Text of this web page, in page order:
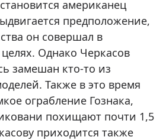
американец
предположение,
он совершал в
Однако Черкасов
замешан кто-то из
Также в это время
ограбление Гознака,
похищают почти 1,5
приходится также